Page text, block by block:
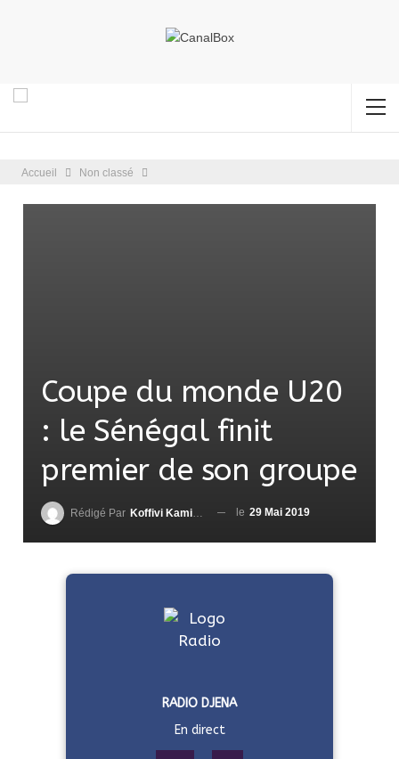
Accueil Non classé
Coupe du monde U20
: le Sénégal finit
premier de son groupe
Rédigé Par Koffivi Kami AGBETOU le 29 Mai 2019
RADIO DJENA
En direct